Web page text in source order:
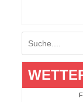
Suchen